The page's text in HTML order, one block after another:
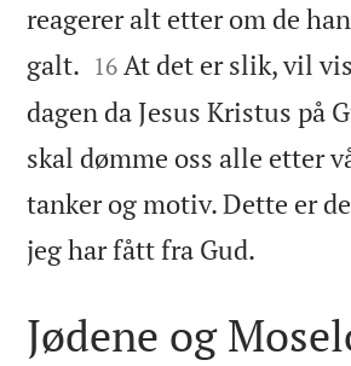
reagerer alt etter om de
galt. 

16 At det er slik, vil
dagen da Jesus Kristus på
skal dømme oss alle etter
tanker og motiv. Dette er
jeg har fått fra Gud.
Jødene og